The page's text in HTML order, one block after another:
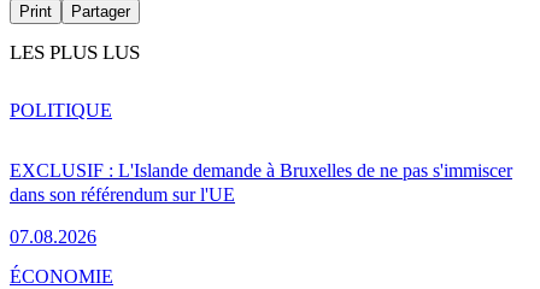
Print Partager
LES PLUS LUS
EXCLUSIF : L'Islande demande à Bruxelles de ne pas s'immiscer
dans son référendum sur l'UE
07.08.2026
POLITIQUE
ÉCONOMIE